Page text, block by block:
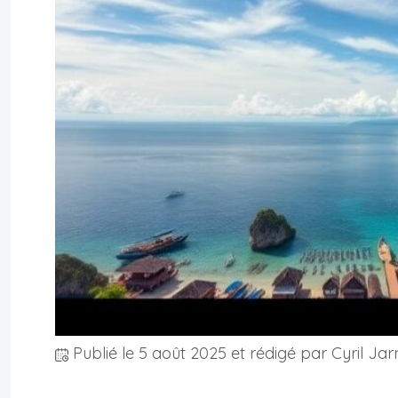
Publié le 5 août 2025 et rédigé par Cyril